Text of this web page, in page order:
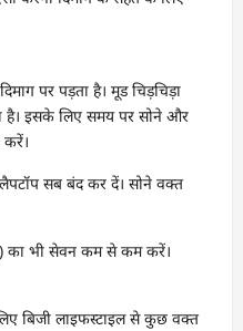
पर पड़ता है। मूड चिड़चिड़ा
है। इसके लिए समय पर सोने और
सब बंद कर दें। सोने वक्त
का भी सेवन कम से कम करें।
लाइफस्टाइल से कुछ वक्त